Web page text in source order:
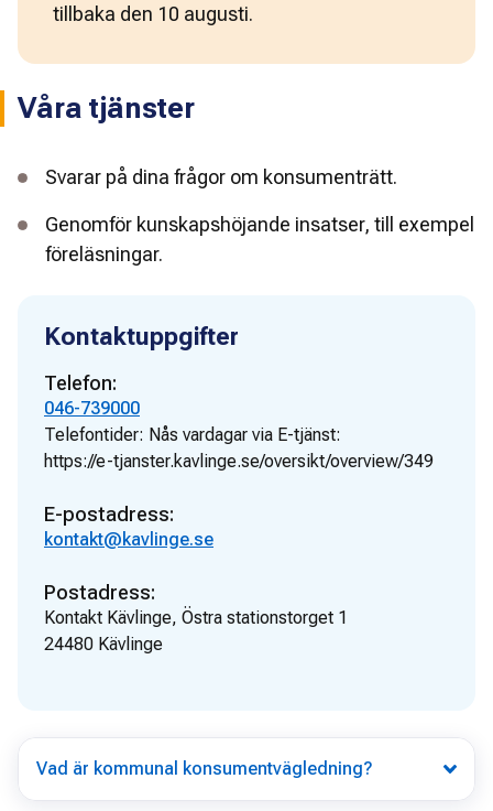
tillbaka den 10 augusti.
Våra tjänster
Svarar på dina frågor om konsumenträtt.
Genomför kunskapshöjande insatser, till exempel
föreläsningar.
Kontaktuppgifter
Telefon:
046-739000
Telefontider: Nås vardagar via E-tjänst:
https://e-tjanster.kavlinge.se/oversikt/overview/349
E-postadress:
kontakt@kavlinge.se
Postadress:
Kontakt Kävlinge, Östra stationstorget 1
24480 Kävlinge
Vad är kommunal konsumentvägledning?